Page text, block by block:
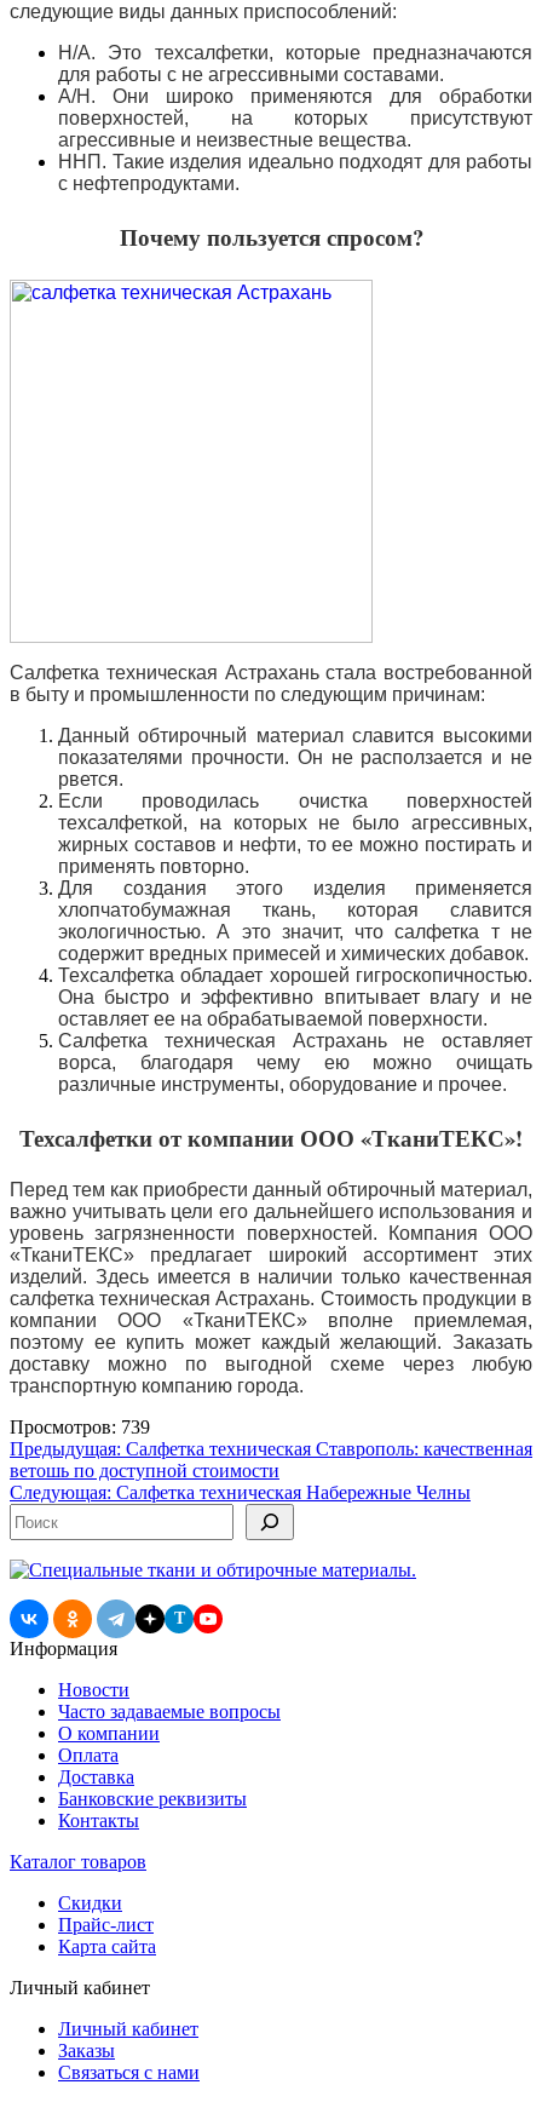
следующие виды данных приспособлений:
Н/А. Это техсалфетки, которые предназначаются
для работы с не агрессивными составами.
А/Н. Они широко применяются для обработки
поверхностей, на которых присутствуют
агрессивные и неизвестные вещества.
ННП. Такие изделия идеально подходят для работы
с нефтепродуктами.
Почему пользуется спросом?
Салфетка техническая Астрахань стала востребованной
в быту и промышленности по следующим причинам:
Данный обтирочный материал славится высокими
показателями прочности. Он не расползается и не
рвется.
Если проводилась очистка поверхностей
техсалфеткой, на которых не было агрессивных,
жирных составов и нефти, то ее можно постирать и
применять повторно.
Для создания этого изделия применяется
хлопчатобумажная ткань, которая славится
экологичностью. А это значит, что салфетка т не
содержит вредных примесей и химических добавок.
Техсалфетка обладает хорошей гигроскопичностью.
Она быстро и эффективно впитывает влагу и не
оставляет ее на обрабатываемой поверхности.
Салфетка техническая Астрахань не оставляет
ворса, благодаря чему ею можно очищать
различные инструменты, оборудование и прочее.
Техсалфетки от компании ООО «ТканиТЕКС»!
Перед тем как приобрести данный обтирочный материал,
важно учитывать цели его дальнейшего использования и
уровень загрязненности поверхностей. Компания ООО
«ТканиТЕКС» предлагает широкий ассортимент этих
изделий. Здесь имеется в наличии только качественная
салфетка техническая Астрахань. Стоимость продукции в
компании ООО «ТканиТЕКС» вполне приемлемая,
поэтому ее купить может каждый желающий. Заказать
доставку можно по выгодной схеме через любую
транспортную компанию города.
Просмотров: 739
Навигация
по
записям
Предыдущая: Салфетка техническая Ставрополь: качественная
ветошь по доступной стоимости
Следующая: Салфетка техническая Набережные Челны
Поиск
T
Информация
Новости
Часто задаваемые вопросы
О компании
Оплата
Доставка
Банковские реквизиты
Контакты
Каталог товаров
Скидки
Прайс-лист
Карта сайта
Личный кабинет
Личный кабинет
Заказы
Связаться с нами